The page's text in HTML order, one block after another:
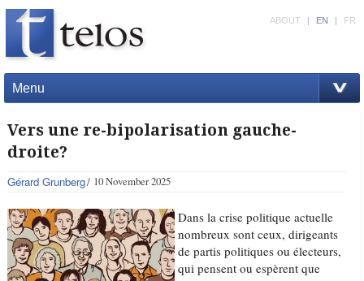
Menu
ABOUT | EN | FR
Vers une re-bipolarisation gauche-
droite?
Gérard Grunberg 10 November 2025
Dans la crise politique actuelle
nombreux sont ceux, dirigeants
de partis politiques ou électeurs,
qui pensent ou espèrent que